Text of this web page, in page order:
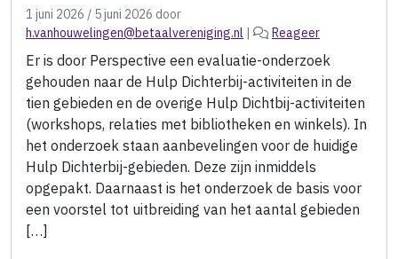
1 juni 2026 / 5 juni 2026 door
h.vanhouwelingen@betaalvereniging.nl | Reageer
Er is door Perspective een evaluatie-onderzoek
gehouden naar de Hulp Dichterbij-activiteiten in de
tien gebieden en de overige Hulp Dichtbij-activiteiten
(workshops, relaties met bibliotheken en winkels). In
het onderzoek staan aanbevelingen voor de huidige
Hulp Dichterbij-gebieden. Deze zijn inmiddels
opgepakt. Daarnaast is het onderzoek de basis voor
een voorstel tot uitbreiding van het aantal gebieden
[…]